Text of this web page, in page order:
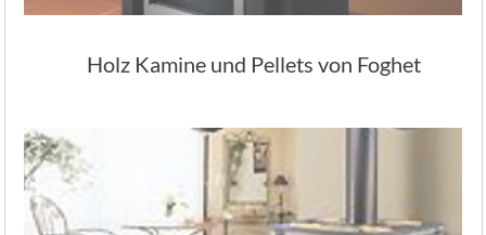
Holz Kamine und Pellets von Foghet